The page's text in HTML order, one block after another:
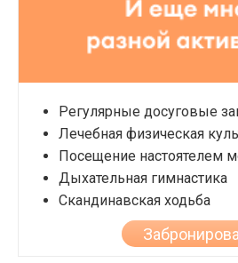
Регулярные досуговые
Лечебная физическая
Посещение настоятелем
Дыхательная гимнастика
Скандинавская ходьба